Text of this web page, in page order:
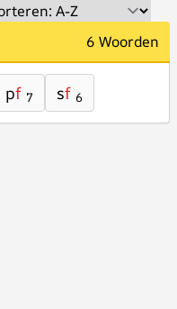
6 Woorden
pf 7 sf 6